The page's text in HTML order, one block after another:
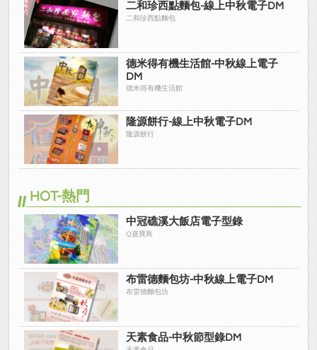
二和珍西點麵包-線上中秋電子DM
二和珍西點麵包
德米得有機生活館-中秋線上電子
DM
德米得有機生活館
隆源餅行-線上中秋電子DM
隆源餅行
HOT-熱門
中冠礁溪大飯店電子型錄
Q遊寶島
布雷德麵包坊-中秋線上電子DM
布雷德麵包坊
天素食品-中秋節型錄DM